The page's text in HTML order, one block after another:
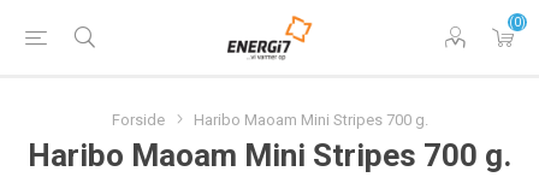
(0)
Forside Haribo Maoam Mini Stripes 700 g.
Haribo Maoam Mini Stripes 700 g.